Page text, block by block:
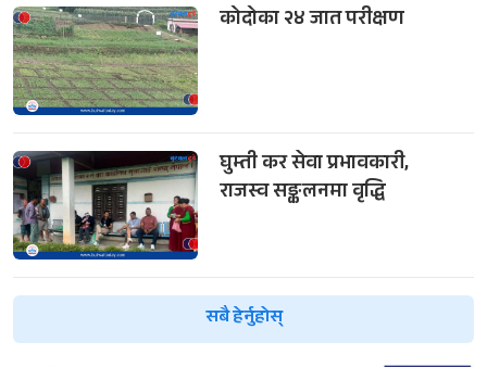
कोदोका २४ जात परीक्षण
घुम्ती कर सेवा प्रभावकारी,
राजस्व सङ्कलनमा वृद्धि
सबै हेर्नुहोस्